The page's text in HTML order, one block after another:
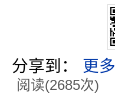
分享到： 更多
阅读(2685次)